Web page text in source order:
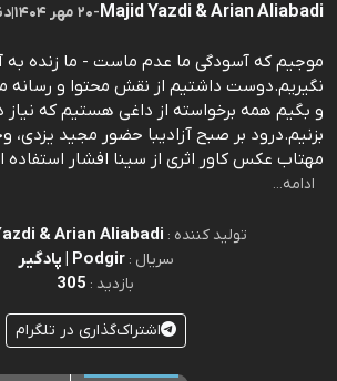
Majid Yazdi & Arian Aliabadi
-۲۰ مهر ۱۴۰۴ |
0
موجیم که آسودگی ما عدم ماست - ما زنده به
نگیریم.دوست داشتیم از نقش محتوا و رسانه
و بگیم همه برخواسته از داغی هستیم که نیاز
بزنیم.درود بر صبح آزادیبا حضور مجید یزدی،
مهتاب عکس کاور اثری از سینا افشار استفاده
ادامه...
تولید کننده : & Arian Aliabadi
سریال :Podgir | پادگیر
بازدید : 305
اشتراک‌گذاری در تلگرام